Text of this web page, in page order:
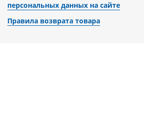
персональных данных на сайте
Правила возврата товара